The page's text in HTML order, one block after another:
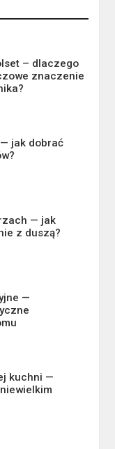
– dlaczego
znaczenie
jak dobrać
— jak
z duszą?
—
kuchni —